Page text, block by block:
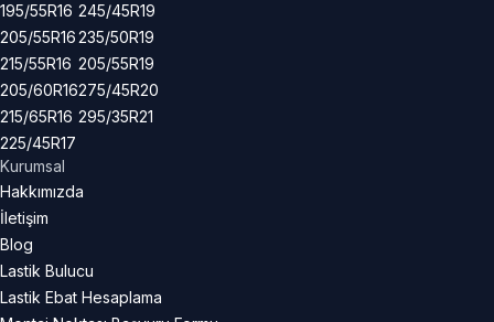
195/55R16
205/55R16
215/55R16
205/60R16
215/65R16
225/45R17
245/45R19
235/50R19
205/55R19
275/45R20
295/35R21
Kurumsal
Hakkımızda
İletişim
Blog
Lastik Bulucu
Lastik Ebat Hesaplama